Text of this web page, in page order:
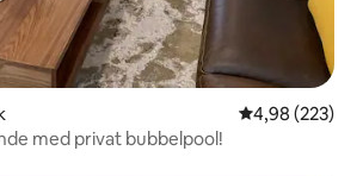
4,98 av 5 i
4,98 (223)
med privat bubbelpool!